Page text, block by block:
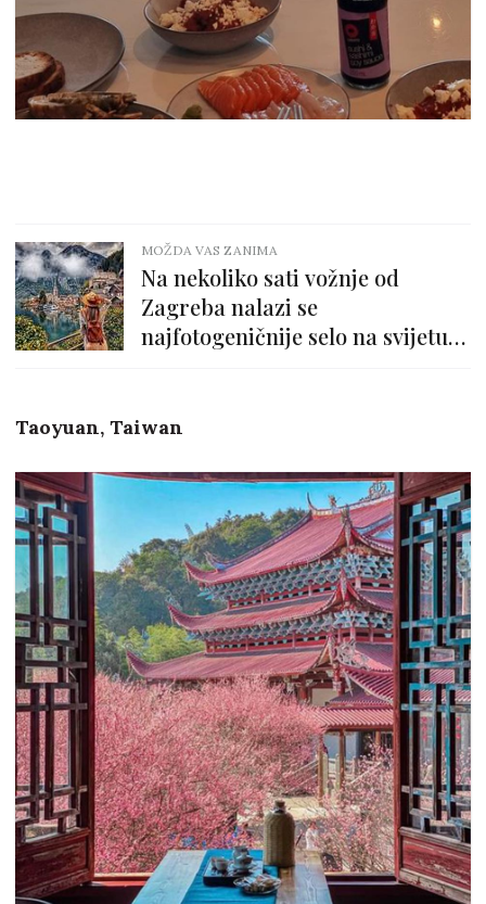
MOŽDA VAS ZANIMA
Na nekoliko sati vožnje od
Zagreba nalazi se
najfotogeničnije selo na svijetu
Taoyuan, Taiwan